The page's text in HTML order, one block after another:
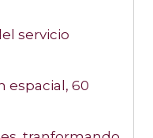
servicio
espacial, 60